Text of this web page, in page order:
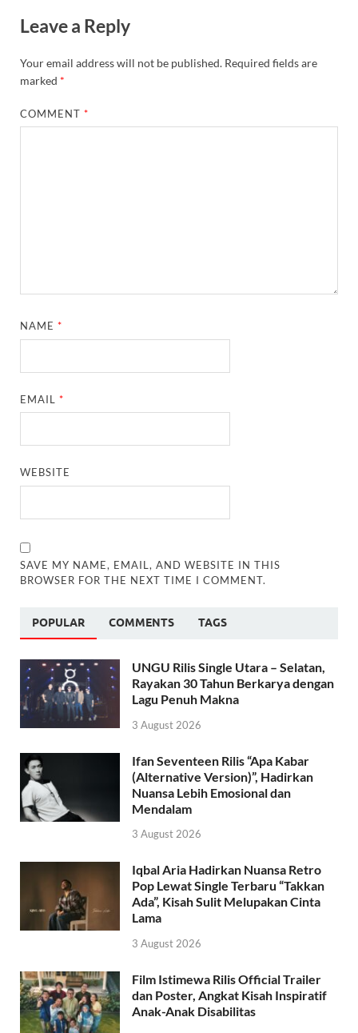
Leave a Reply
Your email address will not be published. Required fields are
marked *
COMMENT*
NAME*
EMAIL*
WEBSITE
SAVE MY NAME, EMAIL, AND WEBSITE IN THIS
BROWSER FOR THE NEXT TIME I COMMENT.
POPULAR COMMENTS TAGS
UNGU Rilis Single Utara – Selatan,
Rayakan 30 Tahun Berkarya dengan
Lagu Penuh Makna
3 August 2026
Ifan Seventeen Rilis “Apa Kabar
(Alternative Version)”, Hadirkan
Nuansa Lebih Emosional dan
Mendalam
3 August 2026
Iqbal Aria Hadirkan Nuansa Retro
Pop Lewat Single Terbaru “Takkan
Ada”, Kisah Sulit Melupakan Cinta
Lama
3 August 2026
Film Istimewa Rilis Official Trailer
dan Poster, Angkat Kisah Inspiratif
Anak-Anak Disabilitas